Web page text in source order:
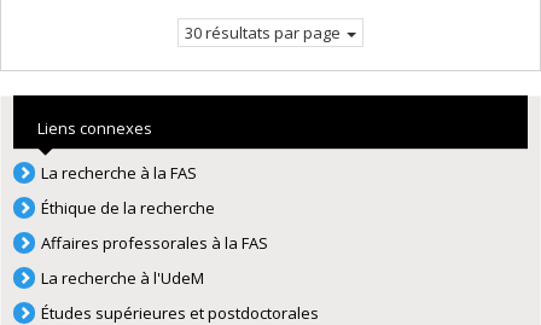
30 résultats par page
Liens connexes
La recherche à la FAS
Éthique de la recherche
Affaires professorales à la FAS
La recherche à l'UdeM
Études supérieures et postdoctorales